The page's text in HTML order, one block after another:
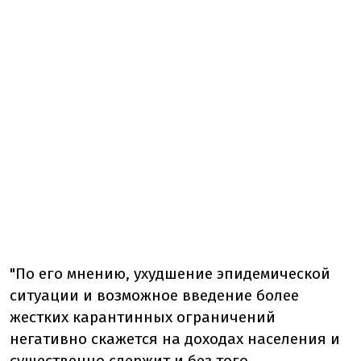
"По его мнению, ухудшение эпидемической
ситуации и возможное введение более
жестких карантинных ограничений
негативно скажется на доходах населения и